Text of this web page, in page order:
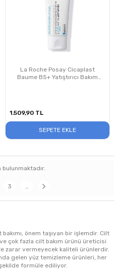
La Roche Posay Cicaplast
Baume B5+ Yatıştırıcı Bakım
1.509,90 TL
SEPETE EKLE
bulunmaktadır.
3 …
önem taşıyan bir işlemdir. Cilt
ve çok fazla cilt bakım ürünü üreticisi
zarar vermeyecek kaliteli ürünlerdir.
gelen yüz temizleme ürünleri, her
formüle ediliyor.